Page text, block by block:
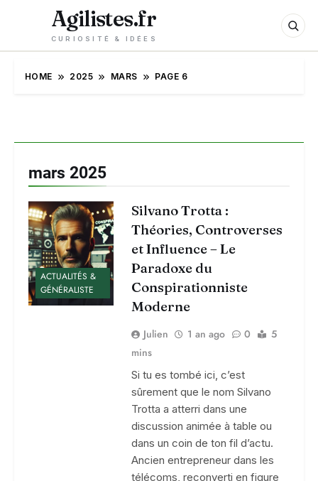
Agilistes.fr
CURIOSITÉ & IDÉES
HOME 2025 MARS PAGE 6
mars 2025
ACTUALITÉS &
GÉNÉRALISTE
Silvano Trotta :
Théories, Controverses
et Influence – Le
Paradoxe du
Conspirationniste
Moderne
Julien 1 an ago 0
5
mins
Si tu es tombé ici, c’est
sûrement que le nom Silvano
Trotta a atterri dans une
discussion animée à table ou
dans un coin de ton fil d’actu.
Ancien entrepreneur dans les
télécoms, reconverti en figure